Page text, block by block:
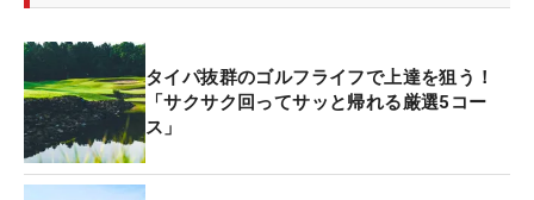
タイパ抜群のゴルフライフで上達を狙う！
「サクサク回ってサッと帰れる厳選5コー
ス」